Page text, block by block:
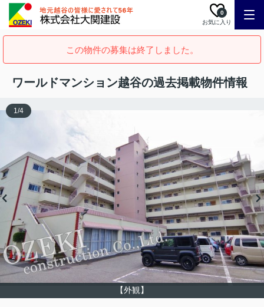
お気に入り
0
この物件の募集は終了しました。
ワールドマンション越谷の過去掲載物件情報
【外観】
1/4